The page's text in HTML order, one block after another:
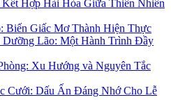
Hợp Hài Hòa Giữa Thiên Nhiên
Biến Giấc Mơ Thành Hiện Thực
Lão: Một Hành Trình Đầy
Xu Hướng và Nguyên Tắc
Cưới: Dấu Ấn Đáng Nhớ Cho Lễ